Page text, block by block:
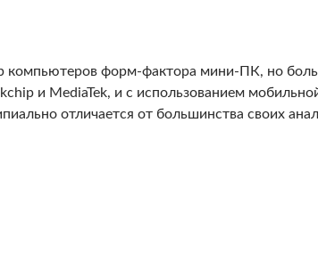
компьютеров форм-фактора мини-ПК, но
и MediaTek, и с использованием
отличается от большинства своих